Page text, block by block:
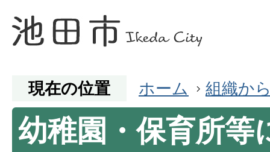
現在の位置 ホーム 組織か
幼稚園・保育所等